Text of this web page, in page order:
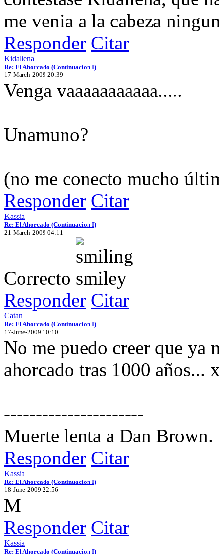
me venia a la cabeza
Responder Citar
Kidaliena
Re: El Ahorcado (Continuacion I)
17-March-2009 20:39
Venga vaaaaaaaaaaa.....
Unamuno?
(no me conecto mucho
Responder Citar
Kassia
Re: El Ahorcado (Continuacion I)
21-March-2009 04:11
Correcto
Responder Citar
Catan
Re: El Ahorcado (Continuacion I)
17-June-2009 10:10
No me puedo creer que ya
ahorcado tras 1000 años...
----------------------
Muerte lenta a Dan Brown.
Responder Citar
Kassia
Re: El Ahorcado (Continuacion I)
18-June-2009 22:56
M
Responder Citar
Kassia
Re: El Ahorcado (Continuacion I)